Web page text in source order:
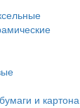
и картона